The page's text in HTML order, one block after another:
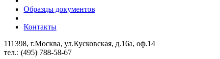
Образцы документов
Контакты
111398, г.Москва, ул.Кусковская, д.16а, оф.14
тел.: (495) 788-58-67